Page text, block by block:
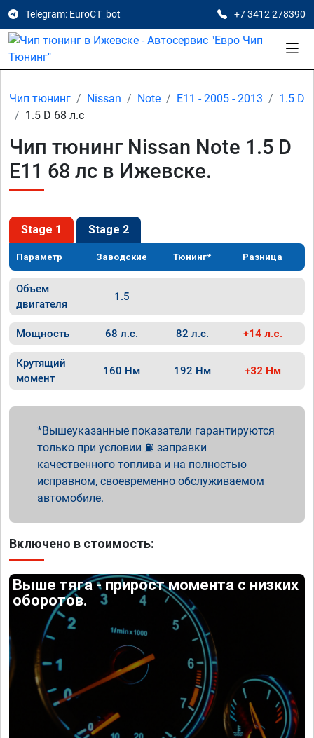
Telegram: EuroCT_bot +7 3412 278390
Чип тюнинг Nissan Note E11 - 2005 - 2013
1.5 D
1.5 D 68 л.с
Чип тюнинг Nissan Note 1.5 D
E11 68 лс в Ижевске.
Stage 1 Stage 2
Параметр Заводские Тюнинг* Разница
Объем
двигателя
1.5
Мощность 68 л.с. 82 л.с. +14 л.с.
Крутящий
момент
160 Нм 192 Нм +32 Нм
Вышеуказанные показатели гарантируются
только при условии ⛽ заправки
качественного топлива и на полностью
исправном, своевременно обслуживаемом
автомобиле.
Включено в стоимость:
Выше тяга - прирост момента с низких
оборотов.